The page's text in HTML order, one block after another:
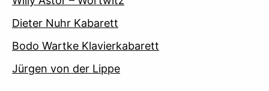
Dieter Nuhr Kabarett
Bodo Wartke Klavierkabarett
Jürgen von der Lippe